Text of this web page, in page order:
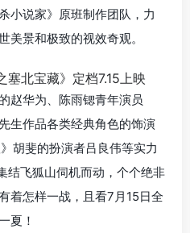
小说家》原班制作团队，力
美景和极致的视效奇观。
赵华为、陈雨锶青年演员
生作品各类经典角色的饰演
胡斐的扮演者吕良伟等实力
结飞狐山伺机而动，个个绝非
着怎样一战，且看7月15日全
夏！